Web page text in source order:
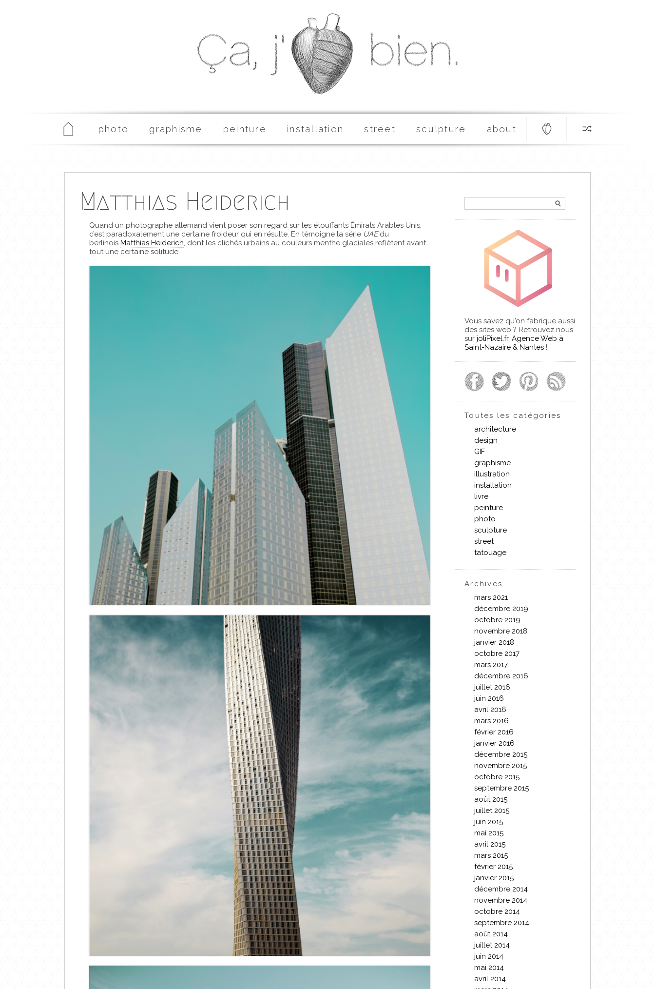
photo graphisme peinture installation street sculpture about
Matthias Heiderich
Quand un photographe allemand vient poser son regard sur les étouffants Émirats Arables Unis,
c’est paradoxalement une certaine froideur qui en résulte. En témoigne la série UAEdu
berlinois Matthias Heiderich , dont les clichés urbains au couleurs menthe glaciales reflètent avant
tout une certaine solitude.
Vous savez qu'on fabrique aussi
des sites web ? Retrouvez nous
sur joliPixel.fr, Agence Web à
Saint-Nazaire & Nantes !
Toutes les catégories
architecture
design
GIF
graphisme
illustration
installation
livre
peinture
photo
sculpture
street
tatouage
Archives
mars 2021
décembre 2019
octobre 2019
novembre 2018
janvier 2018
octobre 2017
mars 2017
décembre 2016
juillet 2016
juin 2016
avril 2016
mars 2016
février 2016
janvier 2016
décembre 2015
novembre 2015
octobre 2015
septembre 2015
août 2015
juillet 2015
juin 2015
mai 2015
avril 2015
mars 2015
février 2015
janvier 2015
décembre 2014
novembre 2014
octobre 2014
septembre 2014
août 2014
juillet 2014
juin 2014
mai 2014
avril 2014